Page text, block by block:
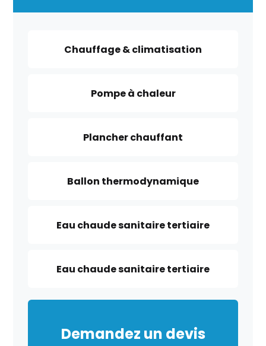
Chauffage & climatisation
Pompe à chaleur
Plancher chauffant
Ballon thermodynamique
Eau chaude sanitaire tertiaire
Eau chaude sanitaire tertiaire
Demandez un devis